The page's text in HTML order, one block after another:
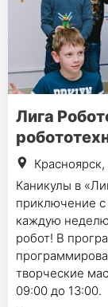
Лига
Каникулы в
приключение
каждую
робот! В
творческие
09:00 до 13:00.